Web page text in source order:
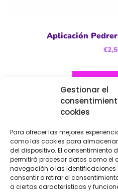
Gestionar el
cookies
Para ofrecer las mejores
como las cookies para
del dispositivo. El consentimiento
permitirá procesar datos como el
navegación o las identificaciones
consentir o retirar el
a ciertas características y
Aplicación
€